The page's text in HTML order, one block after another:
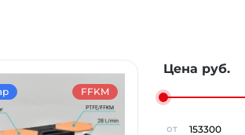
FFKM
Цена руб.
от